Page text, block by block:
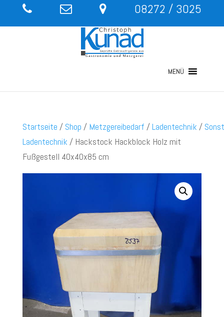
08272 / 3025
MENÜ
Startseite / Shop / Metzgereibedarf /Ladentechnik /
Ladentechnik / Hackstock Hackblock Holz mit
Fußgestell 40x40x85 cm